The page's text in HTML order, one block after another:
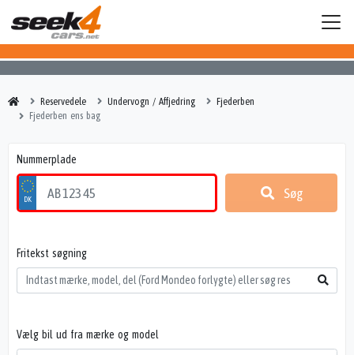
Reservedele Undervogn / Affjedring
Fjederben
Fjederben ens bag
Nummerplade
Søg
Fritekst søgning
Vælg bil ud fra mærke og model